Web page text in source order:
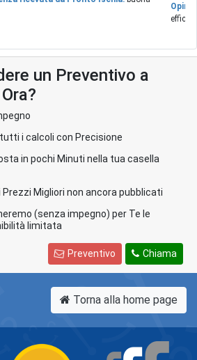
un Preventivo a
i calcoli con Precisione
in pochi Minuti nella tua casella
Prezzi Migliori non ancora pubblicati
(senza impegno) per Te le
limitata
Chiama
Preventivo
Torna alla home page